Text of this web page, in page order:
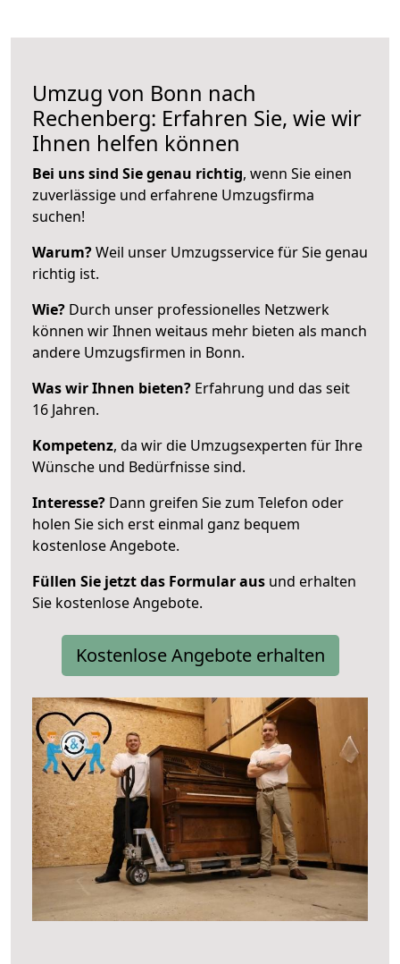
Umzug von Bonn nach
Rechenberg: Erfahren Sie, wie wir
Ihnen helfen können
Bei uns sind Sie genau richtig, wenn Sie einen
zuverlässige und erfahrene Umzugsfirma
suchen!
Warum?Weil unser Umzugsservice für Sie genau
richtig ist.
Wie? Durch unser professionelles Netzwerk
können wir Ihnen weitaus mehr bieten als manch
andere Umzugsfirmen in Bonn.
Was wir Ihnen bieten? Erfahrung und das seit
16 Jahren.
Kompetenz, da wir die Umzugsexperten für Ihre
Wünsche und Bedürfnisse sind.
Interesse? Dann greifen Sie zum Telefon oder
holen Sie sich erst einmal ganz bequem
kostenlose Angebote.
Füllen Sie jetzt das Formular aus und erhalten
Sie kostenlose Angebote.
Kostenlose Angebote erhalten